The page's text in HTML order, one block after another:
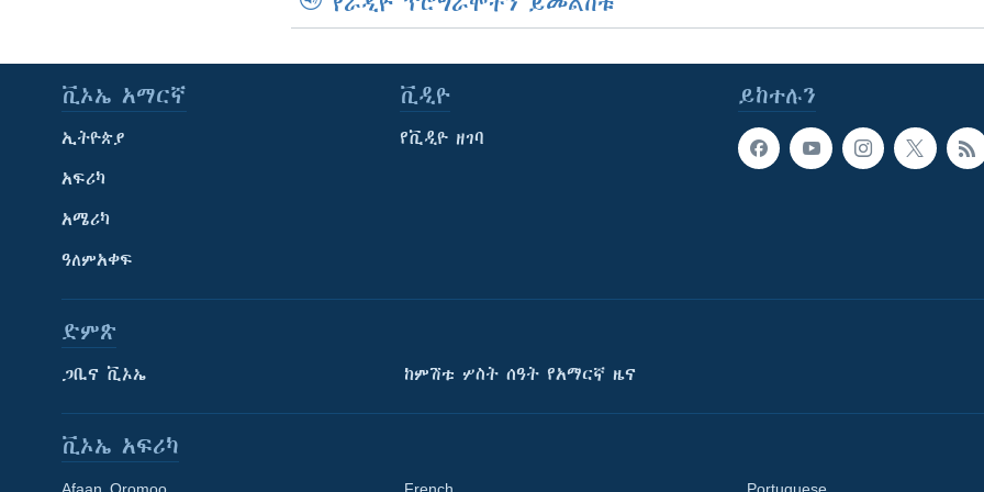
ይከተሉን
ቪኦኤ አማርኛ
ኢትዮጵያ
አፍሪካ
አሜሪካ
ዓለምአቀፍ
ቪዲዮ
የቪዲዮ ዘገባ
ድምጽ
ጋቢና ቪኦኤ ከምሽቱ ሦስት ሰዓት የአማርኛ ዜና
ቪኦኤ አፍሪካ